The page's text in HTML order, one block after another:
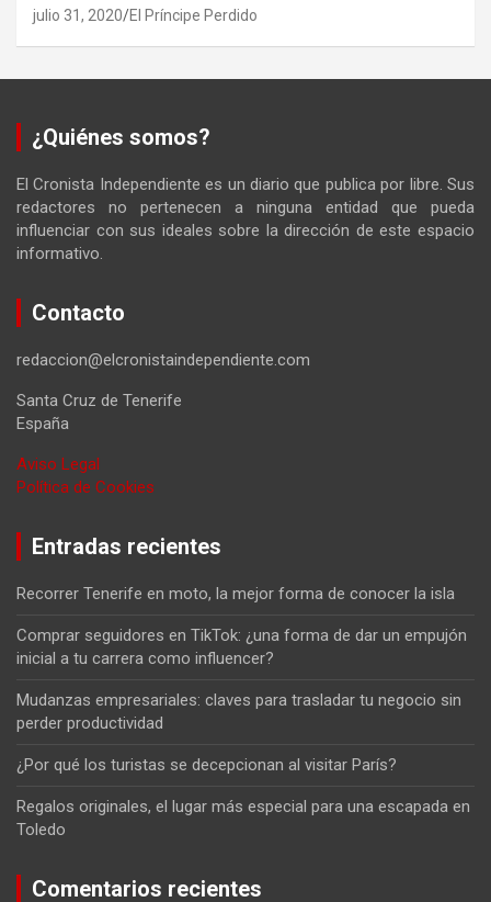
julio 31, 2020 El Príncipe Perdido
¿Quiénes somos?
El Cronista Independiente es un diario que publica por libre. Sus
redactores no pertenecen a ninguna entidad que pueda
influenciar con sus ideales sobre la dirección de este espacio
informativo.
Contacto
redaccion@elcronistaindependiente.com
Santa Cruz de Tenerife
España
Aviso Legal
Política de Cookies
Entradas recientes
Recorrer Tenerife en moto, la mejor forma de conocer la isla
Comprar seguidores en TikTok: ¿una forma de dar un empujón
inicial a tu carrera como influencer?
Mudanzas empresariales: claves para trasladar tu negocio sin
perder productividad
¿Por qué los turistas se decepcionan al visitar París?
Regalos originales, el lugar más especial para una escapada en
Toledo
Comentarios recientes